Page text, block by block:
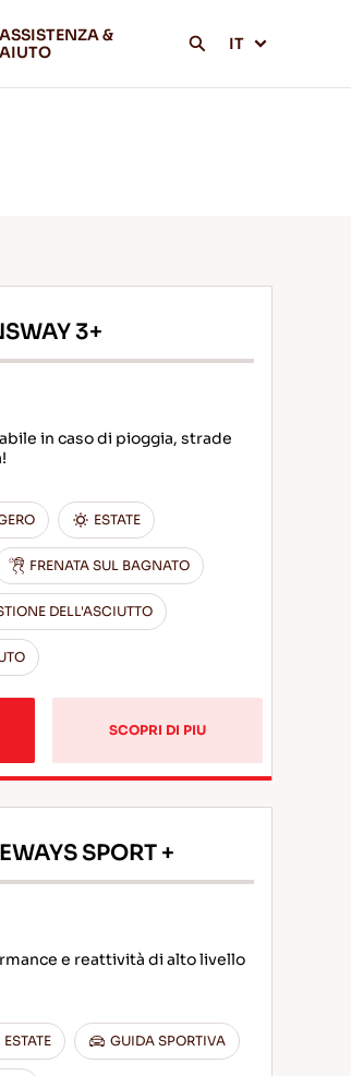
ASSISTENZA &
AIUTO
IT
3+
in caso di pioggia, strade
ESTATE
FRENATA SUL BAGNATO
DELL'ASCIUTTO
SCOPRI DI PIU
SPORT +
e reattività di alto livello
ESTATE GUIDA SPORTIVA